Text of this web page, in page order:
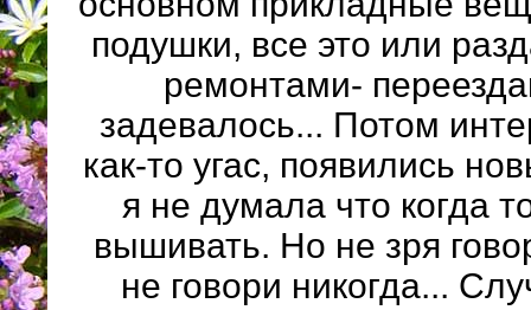
подушки, все это или
ремонтами-
задевалось... Потом
как-то угас, появились
я не думала что когда
вышивать. Но не зря
не говори никогда...